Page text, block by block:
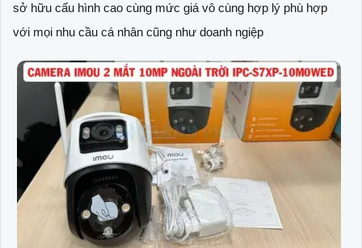
sở hữu cấu hình cao cùng mức giá vô cùng hợp lý phù hợp
với mọi nhu cầu cá nhân cũng như doanh ngiệp